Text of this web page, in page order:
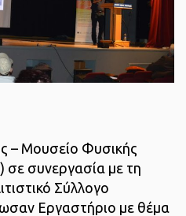
– Μουσείο Φυσικής
σε συνεργασία με τη
Σύλλογο
Εργαστήριο με θέμα